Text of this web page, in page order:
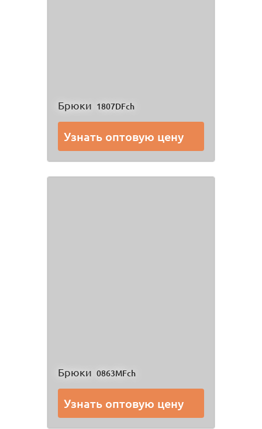
Брюки 1807DFch
Узнать оптовую цену
Брюки 0863MFch
Узнать оптовую цену